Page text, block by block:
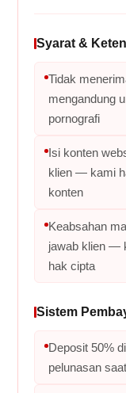
Syarat &
Tidak
mengandung
pornografi
Isi konten
klien — kami
konten
Keabsahan
jawab klien —
hak cipta
Sistem
Deposit 50%
pelunasan